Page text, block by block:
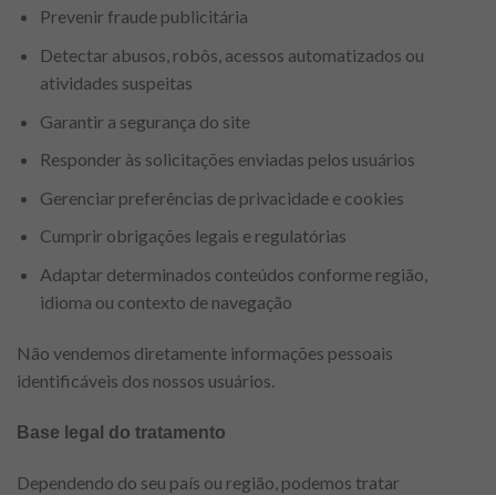
Prevenir fraude publicitária
Detectar abusos, robôs, acessos automatizados ou
atividades suspeitas
Garantir a segurança do site
Responder às solicitações enviadas pelos usuários
Gerenciar preferências de privacidade e cookies
Cumprir obrigações legais e regulatórias
Adaptar determinados conteúdos conforme região,
idioma ou contexto de navegação
Não vendemos diretamente informações pessoais
identificáveis dos nossos usuários.
Base legal do tratamento
Dependendo do seu país ou região, podemos tratar